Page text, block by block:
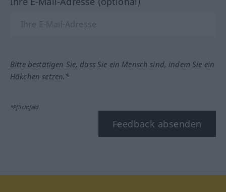
Bitte bestätigen Sie, dass Sie ein Mensch sind, indem Sie ein
Häkchen setzen.*
*Pflichtfeld
Feedback absenden